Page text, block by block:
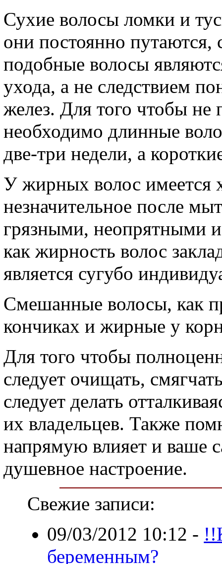
Сухие волосы ломки и
они постоянно путаются,
подобные волосы
ухода, а не следствием
желез. Для того чтобы
необходимо длинные
две-три недели, а
У жирных волос имеется
незначительное после
грязными, неопрятными
как жирность волос
является сугубо
Смешанные волосы, как
кончиках и жирные у
Для того чтобы
следует очищать,
следует делать
их владельцев. Также
напрямую влияет и ваше
душевное настроение.
Свежие записи:
09/03/2012 10:12 -
беременным?